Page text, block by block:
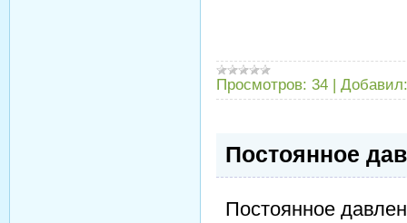
Просмотров: 34 | Добавил:
Постоянное
Постоянное